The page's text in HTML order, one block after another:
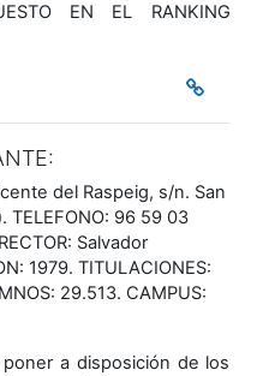
EN EL RANKING
del Raspeig, s/n. San
TELEFONO: 96 59 03
RECTOR: Salvador
1979. TITULACIONES:
29.513. CAMPUS:
a disposición de los